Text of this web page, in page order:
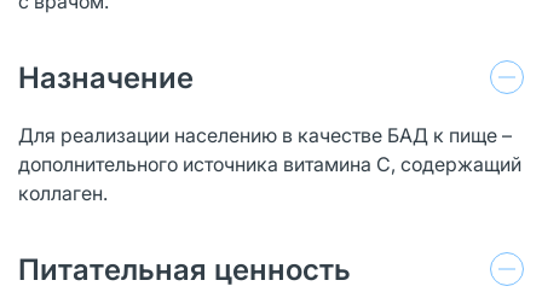
Назначение
Для реализации населению в качестве БАД к пище –
дополнительного источника витамина С, содержащий
коллаген.
Питательная ценность